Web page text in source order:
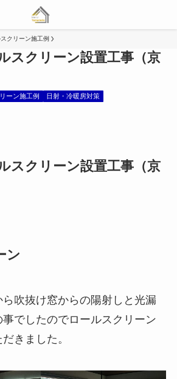
クリーン施工例
スクリーン設置工事（京
ーン施工例
日射・冷暖房対策
スクリーン設置工事（京
ン
吹抜け窓からの陽射しと光漏
でしたのでロールスクリーン
きました。